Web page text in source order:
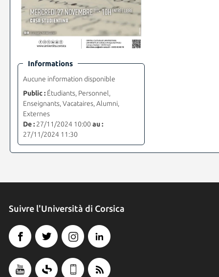
Informations
Aucune information disponible
Public :Étudiants, Personnel,
Enseignants, Vacataires, Alumni,
Externes
De :27/11/2024 10:00 au :
27/11/2024 11:30
Suivre l'Università di Corsica